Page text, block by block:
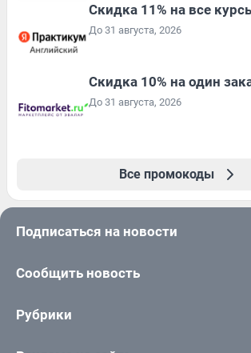
Скидка 11% на все
До 31 августа, 2026
Скидка 10% на один
До 31 августа, 2026
Все промокоды
Подписаться на новости
Сообщить новость
Рубрики